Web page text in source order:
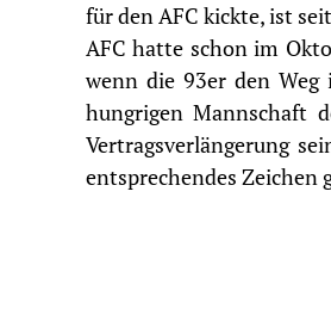
für denAFC kickte, ist
AFC hatte schon im
wenn die 93er den
hungrigen Mannschaft
Vertragsverlängerung
entsprechendes Zeichen